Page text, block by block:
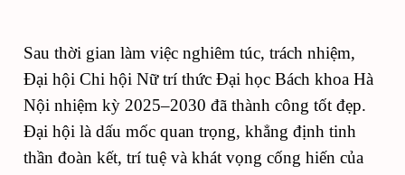
Sau thời gian làm việc nghiêm túc, trách nhiệm,
Đại hội Chi hội Nữ trí thức Đại học Bách khoa Hà
Nội nhiệm kỳ 2025–2030 đã thành công tốt đẹp.
Đại hội là dấu mốc quan trọng, khẳng định tinh
thần đoàn kết, trí tuệ và khát vọng cống hiến của